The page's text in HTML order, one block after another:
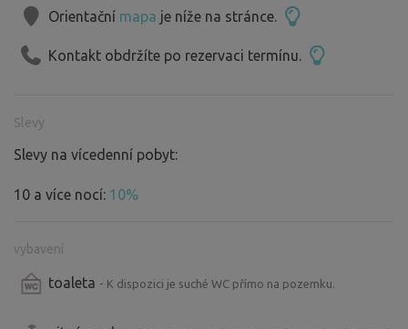
Orientační mapa je níže na stránce.
Kontakt obdržíte po rezervaci termínu.
Slevy
Slevy na vícedenní pobyt:
10 a více nocí: 10%
vybavení
toaleta - K dispozici je suché WC přímo na pozemku.